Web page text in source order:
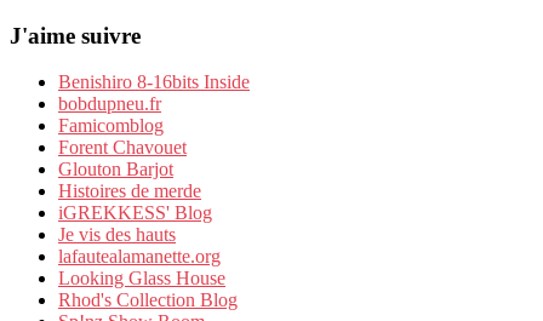
J'aime suivre
Benishiro 8-16bits Inside
bobdupneu.fr
Famicomblog
Forent Chavouet
Glouton Barjot
Histoires de merde
iGREKKESS' Blog
Je vis des hauts
lafautealamanette.org
Looking Glass House
Rhod's Collection Blog